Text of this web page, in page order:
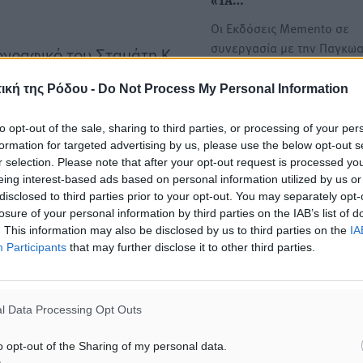
της Ρόδου - Do Not Process My Personal Information
opt-out of the sale, sharing to third parties, or processing of your
for targeted advertising by us, please use the below opt-out
selection. Please note that after your opt-out request is processed
interest-based ads based on personal information utilized by us
to third parties prior to your opt-out. You may separately
of your personal information by third parties on the IAB’s list of
This information may also be disclosed by us to third parties on the
Participants that may further disclose it to other third parties.
Data Processing Opt Outs
opt-out of the Sharing of my personal data.
του Σταμάτη Κ.
Στο πάνελ
εκδήλωσης,
που έχουν
και
Χρούσος,
ΕΚΠΑ, Κώστας
Σχολής ΕΚΠΑ,
Κρήτης,
Οι Εκδόσεις Memento σε
συνεργασία με την
«Ιπποκράτης»,…
Παρουσίαση του βιβλίου
Νίκου Κωνσταντινίδη «
της Ηρωικής Νήσου Κάσου»
Ο «Σύλλογος Εν Ελλάδι
«Ομοσπονδία
Παροικιακών Σωματείων
η…
ΗΡΩΙΚΗΣ ΝΗΣΟΥ ΚΑΣΟΥ»